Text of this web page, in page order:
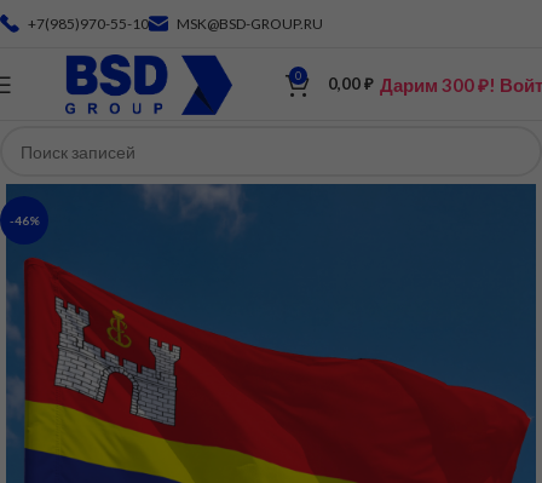
+7(985)970-55-10 MSK@BSD-GROUP.RU
0 0,00₽ Дарим 300 ₽!
-46%